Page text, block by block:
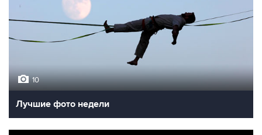
10
Лучшие фото недели